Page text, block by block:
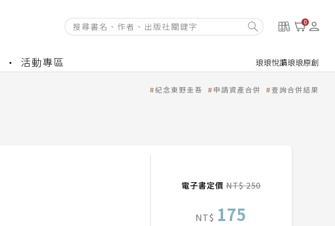
0
活動專區 琅琅悅讀琅琅原創
紀念東野圭吾 申請資產合併 查詢合併結果
電子書定價NT$ 250
NT$ 175